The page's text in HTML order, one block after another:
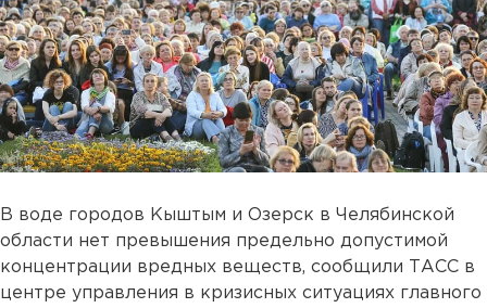
В воде городов Кыштым и Озерск в Челябинской
области нет превышения предельно допустимой
концентрации вредных веществ, сообщили ТАСС в
центре управления в кризисных ситуациях главного